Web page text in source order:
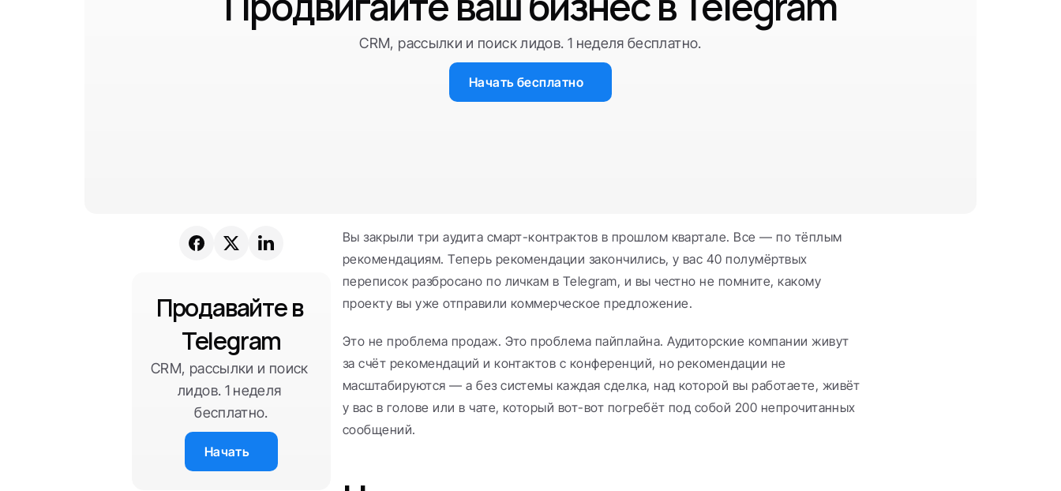
CRM, рассылки и поиск лидов. 1 неделя бесплатно.
Начать бесплатно
Продавайте в
Telegram
CRM, рассылки и поиск
лидов. 1 неделя
бесплатно.
Начать
Вы закрыли три аудита смарт-контрактов в прошлом квартале. Все — по тёплым
рекомендациям. Теперь рекомендации закончились, у вас 40 полумёртвых
переписок разбросано по личкам в Telegram, и вы честно не помните, какому
проекту вы уже отправили коммерческое предложение.
Это не проблема продаж. Это проблема пайплайна. Аудиторские компании живут
за счёт рекомендаций и контактов с конференций, но рекомендации не
масштабируются — а без системы каждая сделка, над которой вы работаете, живёт
у вас в голове или в чате, который вот-вот погребёт под собой 200 непрочитанных
сообщений.